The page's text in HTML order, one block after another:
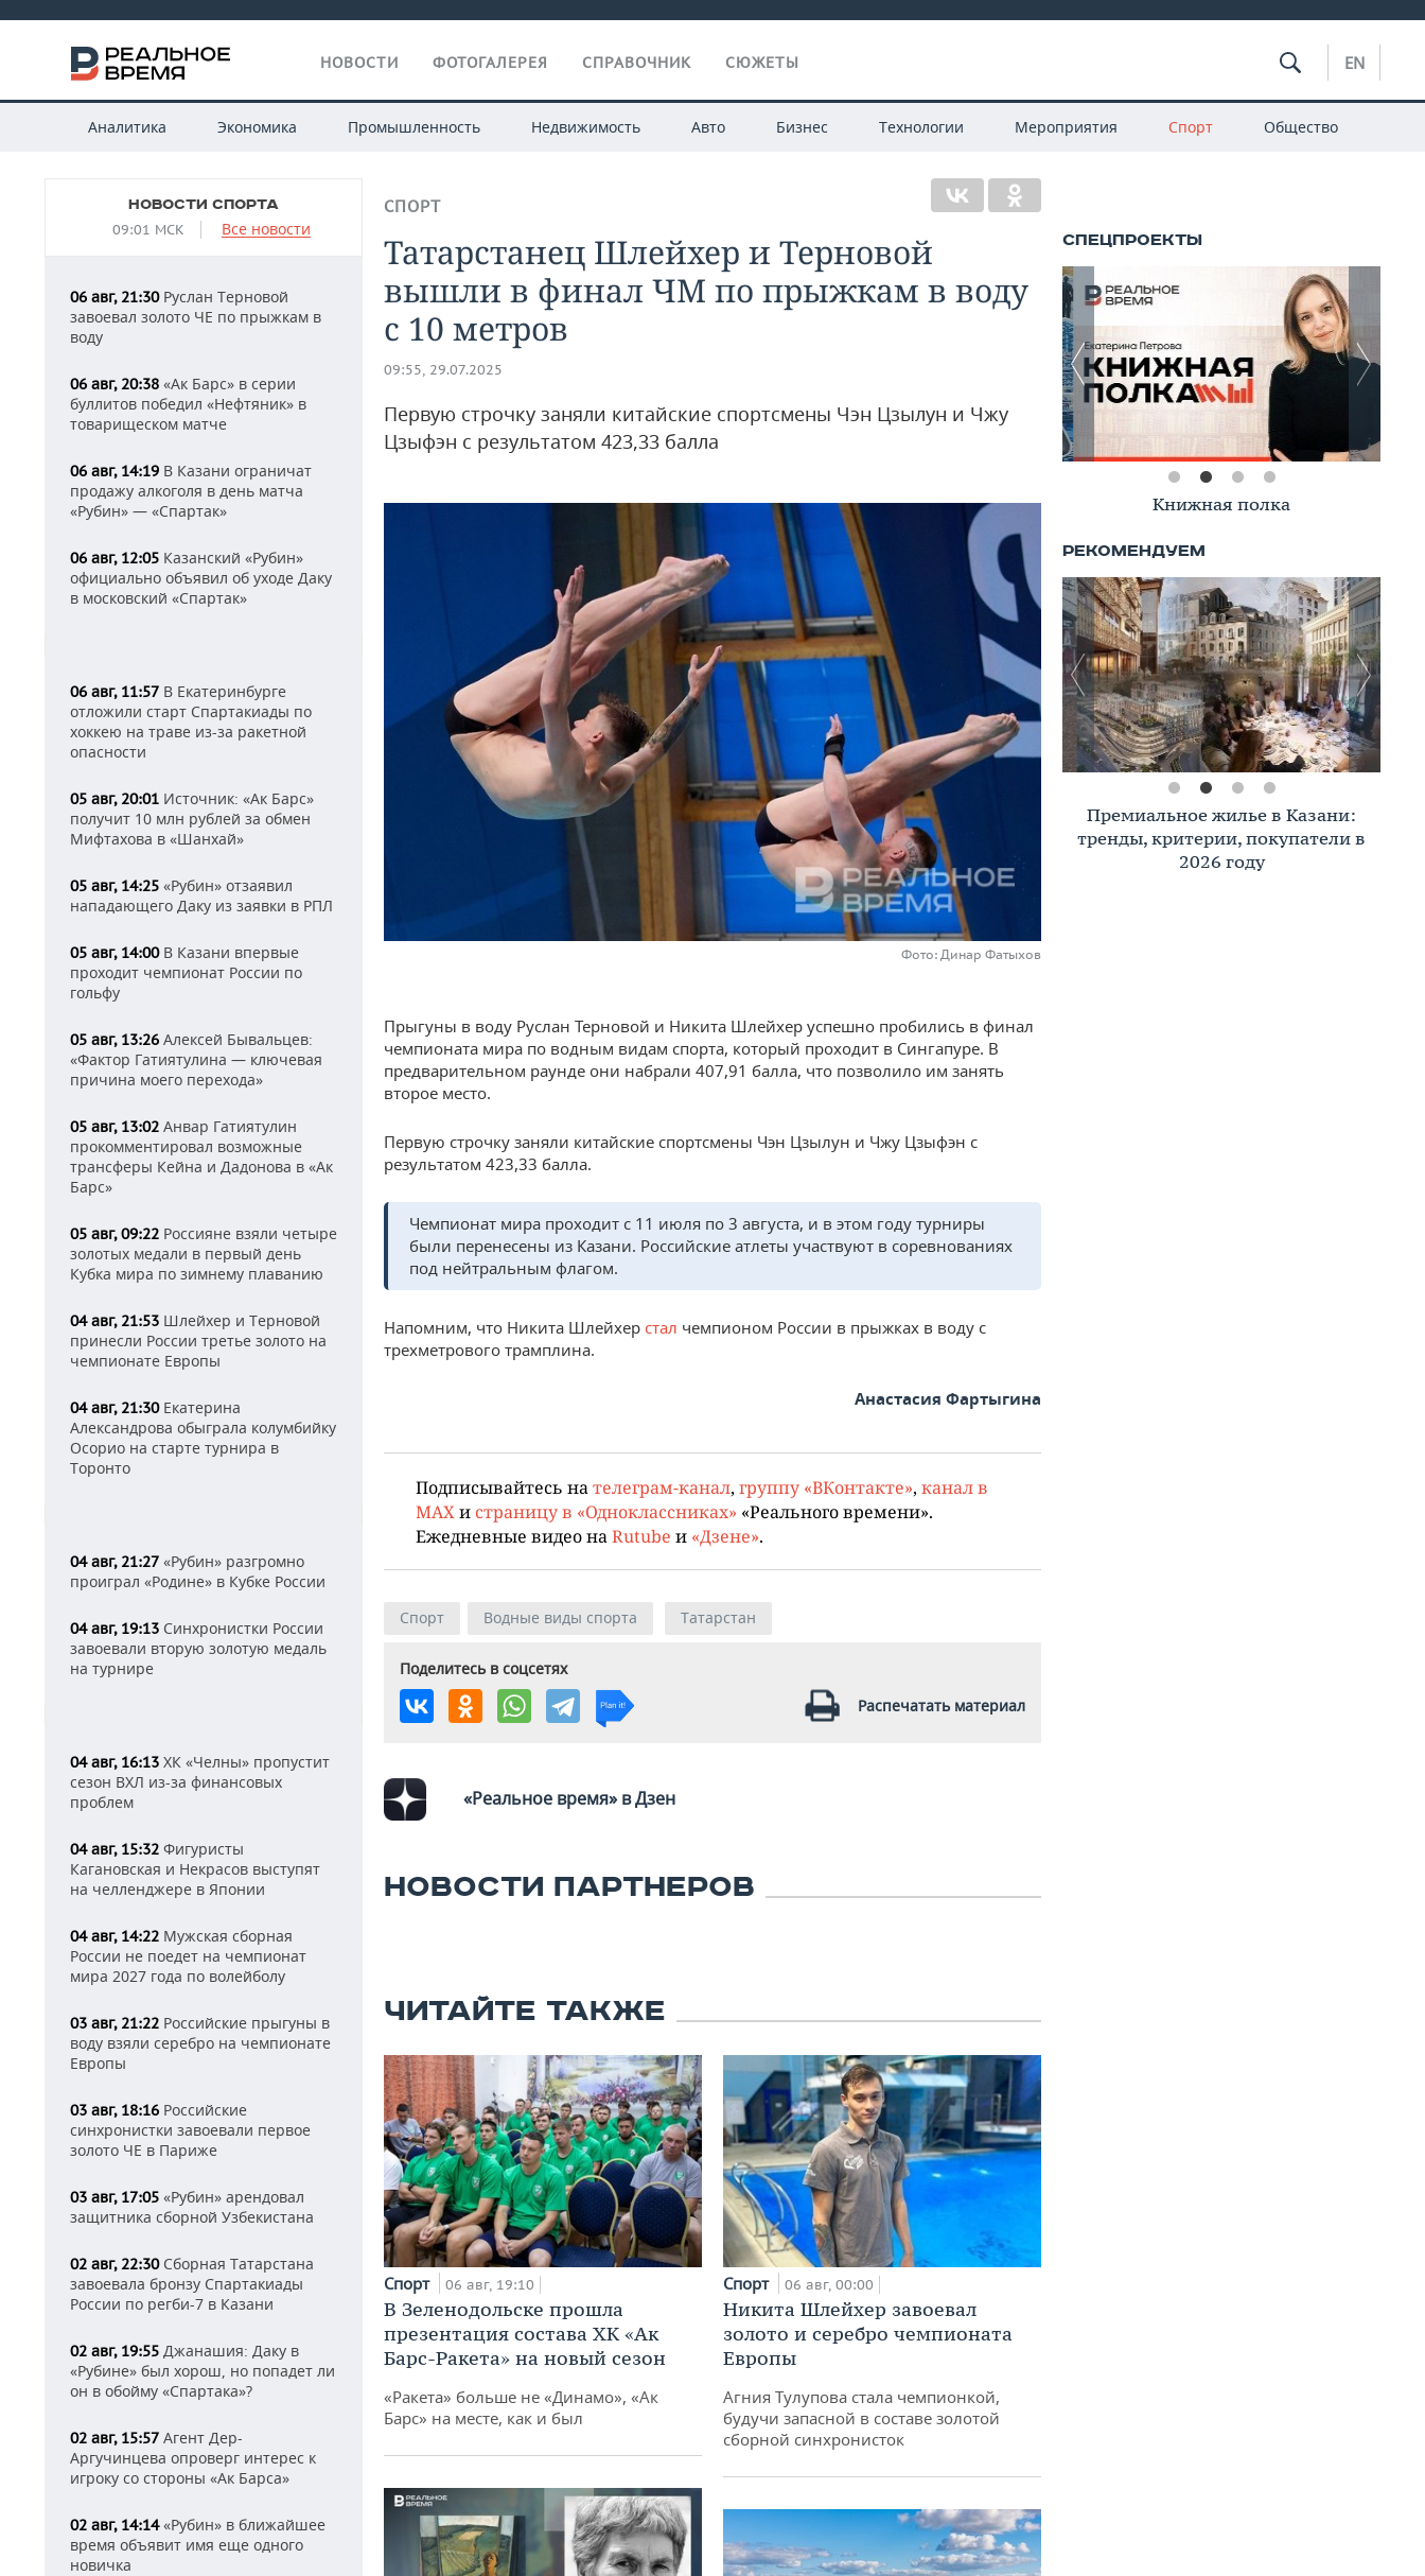
НОВОСТИ ФОТОГАЛЕРЕЯ СПРАВОЧНИК СЮЖЕТЫ EN
Аналитика Экономика Промышленность Недвижимость Авто Бизнес Технологии Мероприятия Спорт Общество
НОВОСТИ СПОРТА
09:01 МСК Все новости
06 авг, 21:30Руслан Терновой
завоевал золото ЧЕ по прыжкам в
воду
06 авг, 20:38 «Ак Барс» в серии
буллитов победил «Нефтяник» в
товарищеском матче
06 авг, 14:19 В Казани ограничат
продажу алкоголя в день матча
«Рубин» — «Спартак»
06 авг, 12:05 Казанский «Рубин»
официально объявил об уходе Даку
в московский «Спартак»
06 авг, 11:57 В Екатеринбурге
отложили старт Спартакиады по
хоккею на траве из-за ракетной
опасности
05 авг, 20:01 Источник: «Ак Барс»
получит 10 млн рублей за обмен
Мифтахова в «Шанхай»
05 авг, 14:25 «Рубин» отзаявил
нападающего Даку из заявки в РПЛ
05 авг, 14:00В Казани впервые
проходит чемпионат России по
гольфу
05 авг, 13:26 Алексей Бывальцев:
«Фактор Гатиятулина — ключевая
причина моего перехода»
05 авг, 13:02 Анвар Гатиятулин
прокомментировал возможные
трансферы Кейна и Дадонова в «Ак
Барс»
05 авг, 09:22 Россияне взяли четыре
золотых медали в первый день
Кубка мира по зимнему плаванию
04 авг, 21:53 Шлейхер и Терновой
принесли России третье золото на
чемпионате Европы
04 авг, 21:30Екатерина
Александрова обыграла колумбийку
Осорио на старте турнира в
Торонто
04 авг, 21:27 «Рубин» разгромно
проиграл «Родине» в Кубке России
04 авг, 19:13 Синхронистки России
завоевали вторую золотую медаль
на турнире
04 авг, 16:13 ХК «Челны» пропустит
сезон ВХЛ из-за финансовых
проблем
04 авг, 15:32 Фигуристы
Кагановская и Некрасов выступят
на челленджере в Японии
04 авг, 14:22 Мужская сборная
России не поедет на чемпионат
мира 2027 года по волейболу
03 авг, 21:22 Российские прыгуны в
воду взяли серебро на чемпионате
Европы
03 авг, 18:16 Российские
синхронистки завоевали первое
золото ЧЕ в Париже
03 авг, 17:05 «Рубин» арендовал
защитника сборной Узбекистана
02 авг, 22:30Сборная Татарстана
завоевала бронзу Спартакиады
России по регби-7 в Казани
02 авг, 19:55 Джанашия: Даку в
«Рубине» был хорош, но попадет ли
он в обойму «Спартака»?
02 авг, 15:57 Агент Дер-
Аргучинцева опроверг интерес к
игроку со стороны «Ак Барса»
02 авг, 14:14«Рубин» в ближайшее
время объявит имя еще одного
новичка
СПОРТ
Татарстанец Шлейхер и Терновой
вышли в финал ЧМ по прыжкам в воду
с 10 метров
09:55, 29.07.2025
Первую строчку заняли китайские спортсмены Чэн Цзылун и Чжу
Цзыфэн с результатом 423,33 балла
Фото: Динар Фатыхов
Прыгуны в воду Руслан Терновой и Никита Шлейхер успешно пробились в финал
чемпионата мира по водным видам спорта, который проходит в Сингапуре. В
предварительном раунде они набрали 407,91 балла, что позволило им занять
второе место.
Первую строчку заняли китайские спортсмены Чэн Цзылун и Чжу Цзыфэн с
результатом 423,33 балла.
Чемпионат мира проходит с 11 июля по 3 августа, и в этом году турниры
были перенесены из Казани. Российские атлеты участвуют в соревнованиях
под нейтральным флагом.
Напомним, что Никита Шлейхер стал чемпионом России в прыжках в воду с
трехметрового трамплина.
Анастасия Фартыгина
Подписывайтесь нателеграм-канал, группу «ВКонтакте», канал в
MAXи страницу в «Одноклассниках» «Реального времени».
Ежедневные видео наRutube и «Дзене».
Спорт Водные виды спорта Татарстан
Поделитесь в соцсетях
Распечатать материал
«Реальное время» в Дзен
НОВОСТИ ПАРТНЕРОВ
ЧИТАЙТЕ ТАКЖЕ
Спорт 06 авг, 19:10
В Зеленодольске прошла
презентация состава ХК «Ак
Барс-Ракета» на новый сезон
«Ракета» больше не «Динамо», «Ак
Барс» на месте, как и был
Спорт 06 авг, 00:00
Никита Шлейхер завоевал
золото и серебро чемпионата
Европы
Агния Тулупова стала чемпионкой,
будучи запасной в составе золотой
сборной синхронисток
Книжная полка
Премиальное жилье в Казани:
тренды, критерии, покупатели в
2026 году